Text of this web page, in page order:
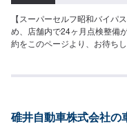
【スーパーセルフ昭和バイパ
め、店舗内で24ヶ月点検整備
約をこのページより、お待ち
【小型自動車】ヴィッツ,マー
以下)車検基本料：11,000円
碓井自動車株式会社の